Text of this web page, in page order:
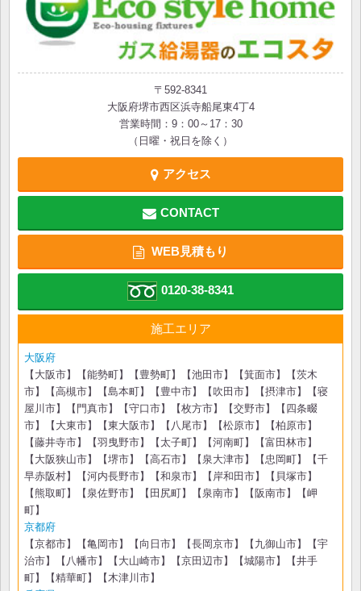
〒592-8341
大阪府堺市西区浜寺船尾東4丁4
営業時間：9：00～17：30
（日曜・祝日を除く）
アクセス
CONTACT
WEB見積もり
0120-38-8341
施工エリア
大阪府
【大阪市】【能勢町】【豊勢町】【池田市】【箕面市】【茨木
市】【高槻市】【島本町】【豊中市】【吹田市】【摂津市】【寝
屋川市】【門真市】【守口市】【枚方市】【交野市】【四条畷
市】【大東市】【東大阪市】【八尾市】【松原市】【柏原市】
【藤井寺市】【羽曳野市】【太子町】【河南町】【富田林市】
【大阪狭山市】【堺市】【高石市】【泉大津市】【忠岡町】【千
早赤阪村】【河内長野市】【和泉市】【岸和田市】【貝塚市】
【熊取町】【泉佐野市】【田尻町】【泉南市】【阪南市】【岬
町】
京都府
【京都市】【亀岡市】【向日市】【長岡京市】【九御山市】【宇
治市】【八幡市】【大山崎市】【京田辺市】【城陽市】【井手
町】【精華町】【木津川市】